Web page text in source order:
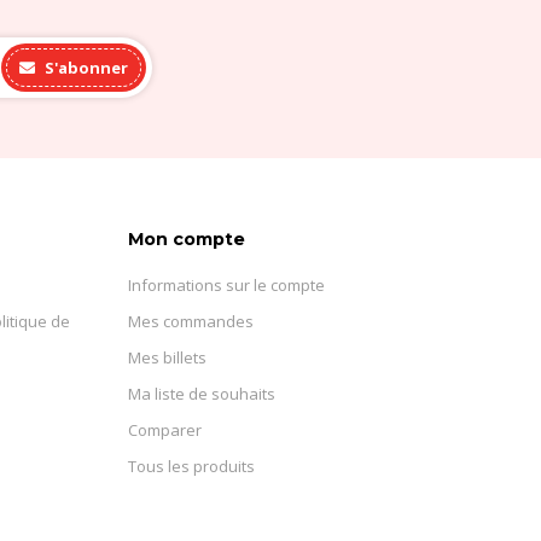
S'abonner
de
Mon compte
Informations sur le compte
Mes commandes
Mes billets
Ma liste de souhaits
Comparer
Tous les produits